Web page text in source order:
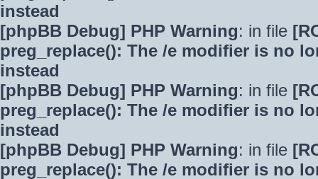
instead
[phpBB Debug] PHP Warning: in file
preg_replace(): The /e modifier is no
instead
[phpBB Debug] PHP Warning: in file
preg_replace(): The /e modifier is no
instead
[phpBB Debug] PHP Warning: in file
preg_replace(): The /e modifier is no